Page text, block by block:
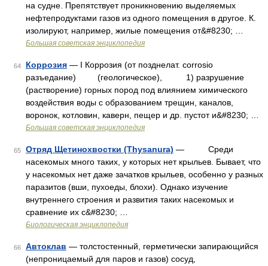
на судне. Препятствует проникновению выделяемых
нефтепродуктами газов из одного помещения в другое. К.
изолируют, например, жилые помещения от&#8230; …
Большая советская энциклопедия
64 Коррозия — I Коррозия (от позднелат. corrosio
разъедание) (геологическое), 1) разрушение
(растворение) горных пород под влиянием химического
воздействия воды с образованием трещин, каналов,
воронок, котловин, каверн, пещер и др. пустот и&#8230; …
Большая советская энциклопедия
65 Отряд Щетинохвостки (Thysanura) — Среди
насекомых много таких, у которых нет крыльев. Бывает, что
у насекомых нет даже зачатков крыльев, особенно у разных
паразитов (вши, пухоеды, блохи). Однако изучение
внутреннего строения и развития таких насекомых и
сравнение их с&#8230; …
Биологическая энциклопедия
66 Автоклав — толстостенный, герметически запирающийся
(непроницаемый для паров и газов) сосуд,